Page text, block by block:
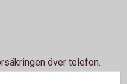
över telefon.